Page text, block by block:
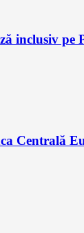
inclusiv pe
Centrală